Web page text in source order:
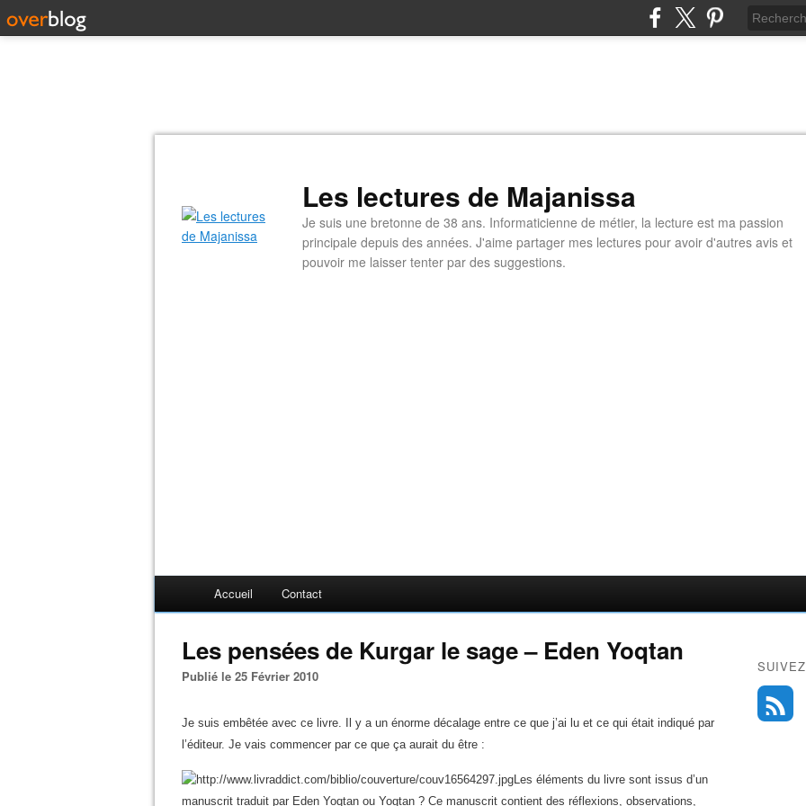
Les lectures de Majanissa
Je suis une bretonne de 38 ans. Informaticienne de métier, la lecture est ma passion
principale depuis des années. J'aime partager mes lectures pour avoir d'autres avis et
pouvoir me laisser tenter par des suggestions.
Accueil Contact
Les pensées de Kurgar le sage – Eden Yoqtan
Publié le 25 Février 2010
Je suis embêtée avec ce livre. Il y a un énorme décalage entre ce que j’ai lu et ce qui était indiqué par
l’éditeur. Je vais commencer par ce que ça aurait du être :
Les éléments du livre sont issus d’un
manuscrit traduit par Eden Yoqtan ou Yogtan ? Ce manuscrit contient des réflexions, observations,